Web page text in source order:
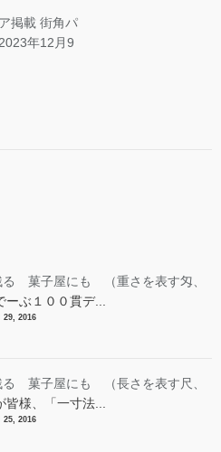
掲載 街角パ
2023年12月9
菓子屋にも （重さを表す匁、
ぶ１００貫デ...
2016
菓子屋にも （長さを表す尺、
皆様、「一寸法...
2016